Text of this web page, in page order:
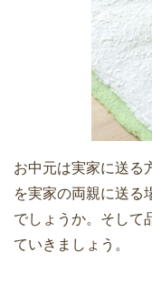
お中元は実家に送る
を実家の両親に送る
でしょうか。そして
ていきましょう。